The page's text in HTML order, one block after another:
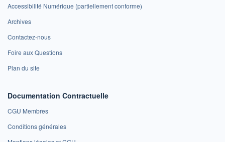
Accessibilité Numérique (partiellement conforme)
Archives
Contactez-nous
Foire aux Questions
Plan du site
Documentation Contractuelle
CGU Membres
Conditions générales